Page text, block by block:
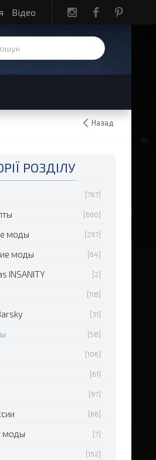
Відео
Назад
РОЗДІЛУ
[767]
[660]
моды [297]
моды [64]
INSANITY [2]
[118]
[31]
[58]
[106]
[61]
[97]
[66]
моды [7]
[152]